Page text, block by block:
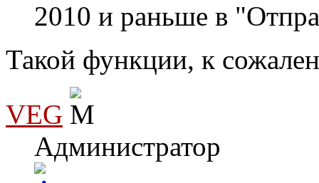
2010 и раньше в
Такой функции, к
VEG
Администратор